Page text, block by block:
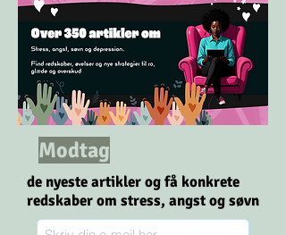
Modtag
de nyeste artikler og få konkrete
redskaber om stress, angst og søvn